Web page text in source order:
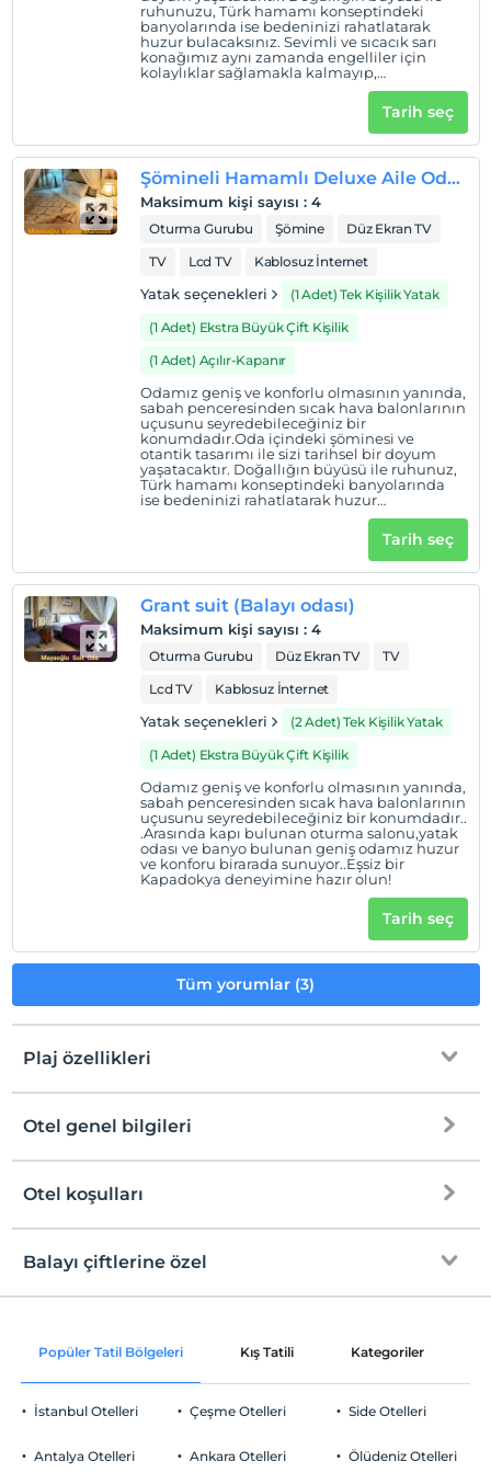
Otel koşulları
En erken saat 13:00 ve sonrası
Evcil Hayvan
Evcil hayvan barınabilir
Sigara
2 yaşına kadar olan bebekler ücretsizdir.
Her bir oda için 1. çocuk 6 yaşına kadar ücretsizdir
ruhunuzu, Türk hamamı konseptindeki
banyolarında ise bedeninizi rahatlatarak
huzur bulacaksınız. Sevimli ve sıcacık sarı
konağımız aynı zamanda engelliler için
kolaylıklar sağlamakla kalmayıp,
güvenli bir ortam sağlamaktadır.Bu eşsiz
Tarih seç
Şömineli Hamamlı Deluxe Aile Odası
Maksimum kişi sayısı : 4
Oturma Gurubu Şömine
Düz Ekran TV
TV
Lcd TV Kablosuz İnternet
Yatak seçenekleri
(1 Adet) Tek Kişilik Yatak
(1 Adet) Ekstra Büyük Çift Kişilik
(1 Adet) Açılır-Kapanır
Odamız geniş ve konforlu olmasının yanında,
sabah penceresinden sıcak hava balonlarının
uçusunu seyredebileceğiniz bir
konumdadır.Oda içindeki şöminesi ve
otantik tasarımı ile sizi tarihsel bir doyum
yaşatacaktır. Doğallığın büyüsü ile ruhunuz,
Türk hamamı konseptindeki banyolarında
ise bedeninizi rahatlatarak huzur
bulacaksınız. Eşsiz bir Kapadokya
Tarih seç
Grant suit (Balayı odası)
Maksimum kişi sayısı : 4
Oturma Gurubu Düz Ekran TV
TV
Lcd TV
Kablosuz İnternet
Yatak seçenekleri
(2 Adet) Tek Kişilik Yatak
(1 Adet) Ekstra Büyük Çift Kişilik
Odamız geniş ve konforlu olmasının yanında,
sabah penceresinden sıcak hava balonlarının
uçusunu seyredebileceğiniz bir konumdadır..
.Arasında kapı bulunan oturma salonu,yatak
odası ve banyo bulunan geniş odamız huzur
ve konforu birarada sunuyor..Eşsiz bir
Kapadokya deneyimine hazır olun!
Tarih seç
Tüm yorumlar (3)
Plaj özellikleri
Şezlong & Şemsiye
Duş
Otel genel bilgileri
Ücretsiz Wi-fi
Otel koşulları
Check/in
En erken saat 13:00 ve sonrası
Check/out
Evcil Hayvan
Sigara
Çocuklar
Balayı çiftlerine özel
Odaya şarap ikramı
Oda süslemesi
Popüler Tatil Bölgeleri Kış Tatili Kategoriler
İstanbul Otelleri
Antalya Otelleri
Çeşme Otelleri
Ankara Otelleri
Side Otelleri
Ölüdeniz Otelleri